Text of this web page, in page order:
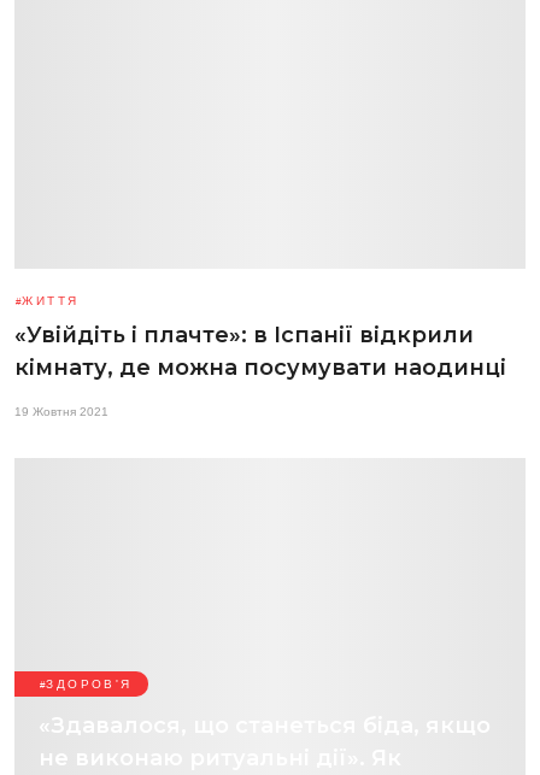
ЖИТТЯ
«Увійдіть і плачте»: в Іспанії відкрили
кімнату, де можна посумувати наодинці
19 Жовтня 2021
ЗДОРОВ'Я
«Здавалося, що станеться біда, якщо
не виконаю ритуальні дії». Як